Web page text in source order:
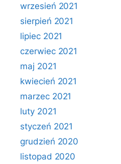
wrzesień 2021
sierpień 2021
lipiec 2021
czerwiec 2021
maj 2021
kwiecień 2021
marzec 2021
luty 2021
styczeń 2021
grudzień 2020
listopad 2020